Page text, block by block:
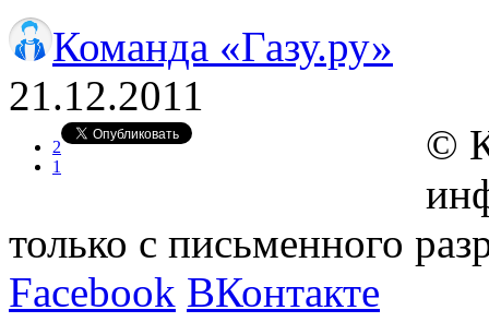
Команда «Газу.ру»
21.12.2011
2
1
©
только с письменного
Facebook ВКонтакте